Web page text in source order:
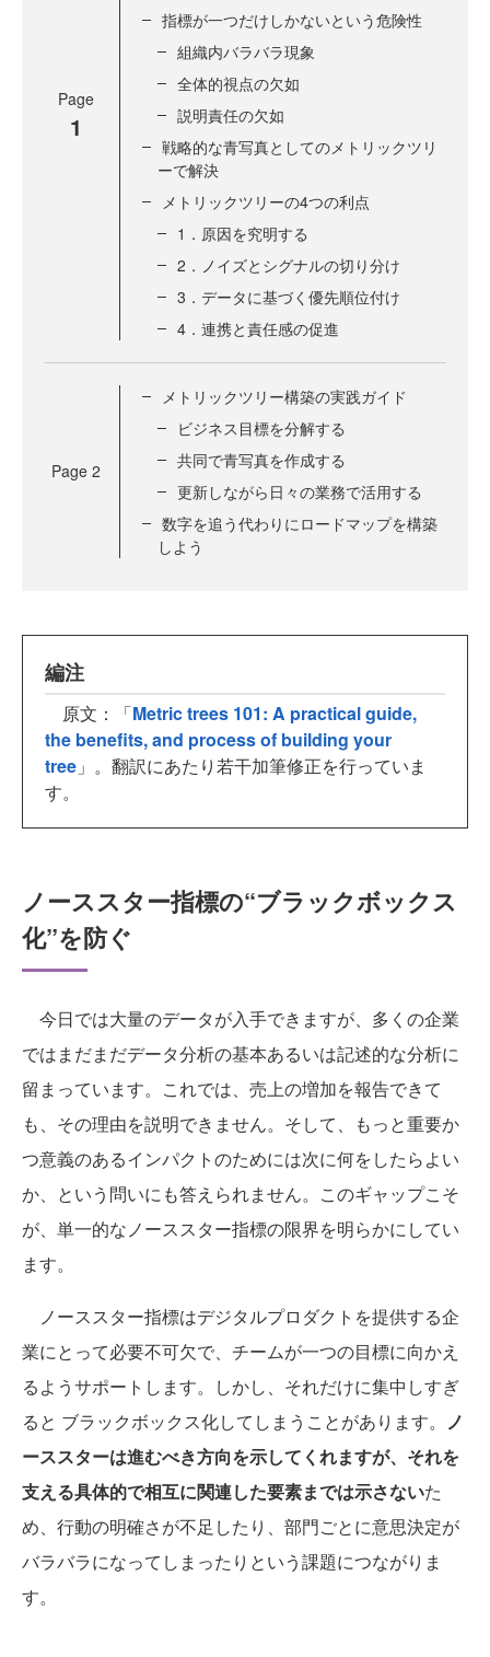
Page
1
指標が一つだけしかないという危険性
組織内バラバラ現象
全体的視点の欠如
説明責任の欠如
戦略的な青写真としてのメトリックツリ
ーで解決
メトリックツリーの4つの利点
1．原因を究明する
2．ノイズとシグナルの切り分け
3．データに基づく優先順位付け
4．連携と責任感の促進
Page 2
メトリックツリー構築の実践ガイド
ビジネス目標を分解する
共同で青写真を作成する
更新しながら日々の業務で活用する
数字を追う代わりにロードマップを構築
しよう
編注
原文：「Metric trees 101: A practical guide,
the benefits, and process of building your
tree 」。翻訳にあたり若干加筆修正を行っていま
す。
ノーススター指標の“ブラックボックス
化”を防ぐ
今日では大量のデータが入手できますが、多くの企業
ではまだまだデータ分析の基本あるいは記述的な分析に
留まっています。これでは、売上の増加を報告できて
も、その理由を説明できません。そして、もっと重要か
つ意義のあるインパクトのためには次に何をしたらよい
か、という問いにも答えられません。このギャップこそ
が、単一的なノーススター指標の限界を明らかにしてい
ます。
ノーススター指標はデジタルプロダクトを提供する企
業にとって必要不可欠で、チームが一つの目標に向かえ
るようサポートします。しかし、それだけに集中しすぎ
ると ブラックボックス化してしまうことがあります。
ノ
ーススターは進むべき方向を示してくれますが、それを
支える具体的で相互に関連した要素までは示さないた
め、行動の明確さが不足したり、部門ごとに意思決定が
バラバラになってしまったりという課題につながりま
す。